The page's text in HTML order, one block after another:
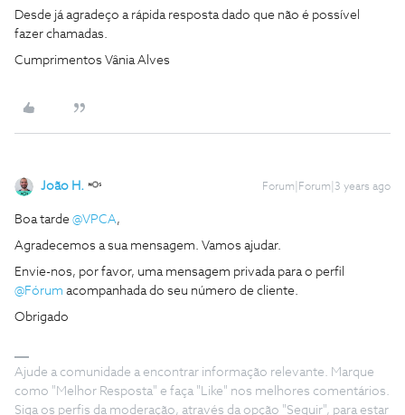
Desde já agradeço a rápida resposta dado que não é possível
fazer chamadas.
Cumprimentos Vânia Alves
João H. Forum|Forum|3 years ago
Boa tarde @VPCA,
Agradecemos a sua mensagem. Vamos ajudar.
Envie-nos, por favor, uma mensagem privada para o perfil
@Fórum acompanhada do seu número de cliente.
Obrigado
Ajude a comunidade a encontrar informação relevante. Marque
como "Melhor Resposta" e faça "Like" nos melhores comentários.
Siga os perfis da moderação, através da opção "Seguir", para estar